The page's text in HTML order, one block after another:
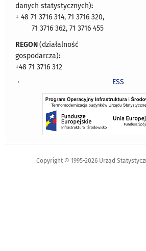
danych statystycznych):
+ 48 71 3716 314, 71 3716 320,
71 3716 362, 71 3716 455
REGON(działalność
gospodarcza):
+48 71 3716 312
ESS
Copyright © 1995-2026 Urząd